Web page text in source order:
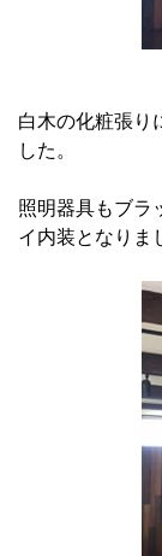
白木の化粧張り
した。
照明器具もブラ
イ内装となりま